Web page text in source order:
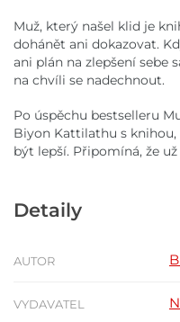
Muž, který našel klid je
dohánět ani dokazovat.
ani plán na zlepšení sebe
na chvíli se nadechnout.
Po úspěchu bestselleru
Biyon Kattilathu s knihou,
být lepší. Připomíná, že
Detaily
AUTOR
VYDAVATEL